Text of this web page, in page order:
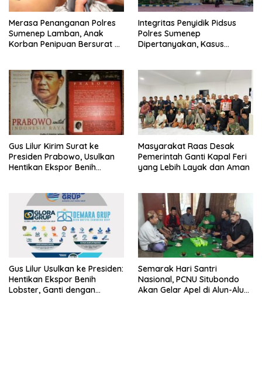
Merasa Penanganan Polres
Sumenep Lamban, Anak
Korban Penipuan Bersurat ke
Integritas Penyidik Pidsus
Polres Sumenep
Dipertanyakan, Kasus
Kepastian
Gus Lilur Kirim Surat ke
Presiden Prabowo, Usulkan
Hentikan Ekspor Benih
Masyarakat Raas Desak
Pemerintah Ganti Kapal Feri
yang Lebih Layak dan Aman
Gus Lilur Usulkan ke Presiden:
Hentikan Ekspor Benih
Lobster, Ganti dengan
Semarak Hari Santri
Nasional, PCNU Situbondo
Akan Gelar Apel di Alun-Alun